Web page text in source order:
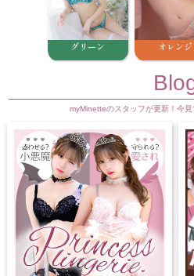
グリーン オレンジ
myMinetteのスタッフが更新！今